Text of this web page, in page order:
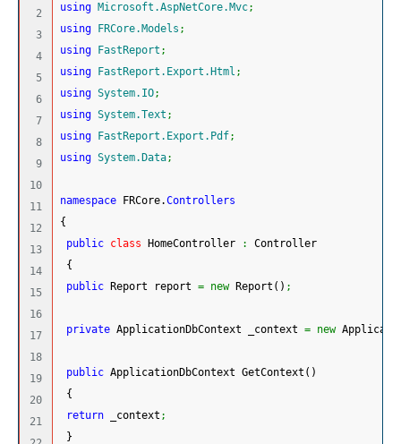
2
3
4
5
6
7
8
9
10
11
12
13
14
15
16
17
18
19
20
21
using Microsoft.AspNetCore.Mvc;
using
FRCore.Models ;
using
FastReport ;
using
FastReport.Export.Html ;
using System.IO;
using System.Text ;
using
FastReport.Export.Pdf;
using System.Data;
namespace FRCore.Controllers
{
public class HomeController :
Controller
{
public Report report = new Report ( ) ;
private ApplicationDbContext _context = new
public ApplicationDbContext GetContext ( )
{
return _context ;
}